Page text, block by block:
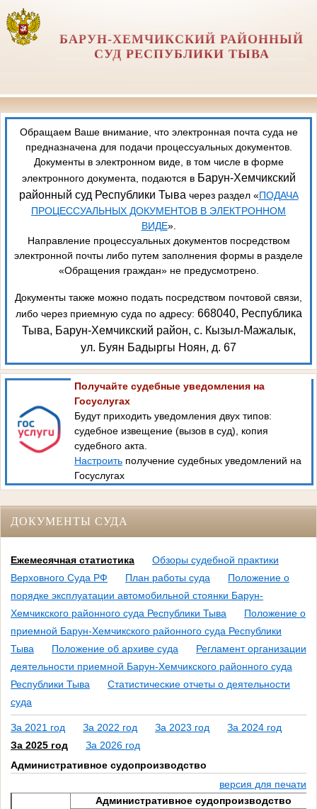
БАРУН-ХЕМЧИКСКИЙ РАЙОННЫЙ
СУД РЕСПУБЛИКИ ТЫВА
Обращаем Ваше внимание, что электронная почта суда не
предназначена для подачи процессуальных документов.
Документы в электронном виде, в том числе в форме
электронного документа, подаются в Барун-Хемчикский
районный суд Республики Тывачерез раздел «ПОДАЧА
ПРОЦЕССУАЛЬНЫХ ДОКУМЕНТОВ В ЭЛЕКТРОННОМ
ВИДЕ».
Направление процессуальных документов посредством
электронной почты либо путем заполнения формы в разделе
«Обращения граждан» не предусмотрено.
Документы также можно подать посредством почтовой связи,
либо через приемную суда по адресу: 668040, Республика
Тыва, Барун-Хемчикский район, с. Кызыл-Мажалык,
ул. Буян Бадыргы Ноян, д. 67
Получайте судебные уведомления на
Госуслугах
Будут приходить уведомления двух типов:
судебное извещение (вызов в суд), копия
судебного акта.
Настроить получение судебных уведомлений на
Госуслугах
ДОКУМЕНТЫ СУДА
Ежемесячная статистика
Обзоры судебной практики
Верховного Суда РФ
План работы суда
Положение о
порядке эксплуатации автомобильной стоянки Барун-
Хемчикского районного суда Республики Тыва
Положение о
приемной Барун-Хемчикского районного суда Республики
Тыва
Положение об архиве суда
Регламент организации
деятельности приемной Барун-Хемчикского районного суда
Республики Тыва
Статистические отчеты о деятельности
суда
За 2021 год За 2022 год За 2023 год
За 2024 год
За 2025 год
За 2026 год
Административное судопроизводство
версия для печати
Административное судопроизводство